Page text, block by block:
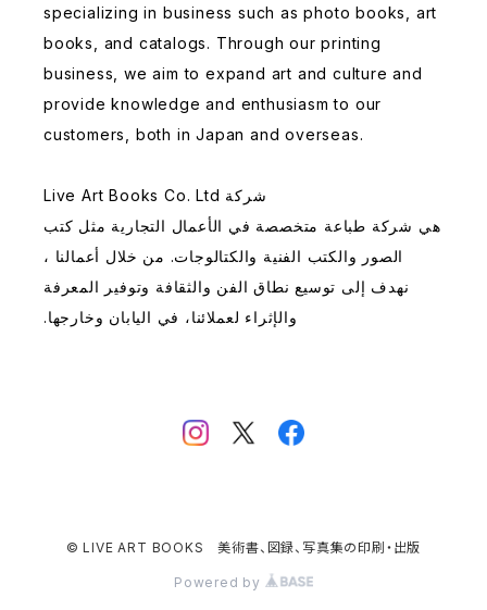
specializing in business such as photo books, art
books, and catalogs. Through our printing
business, we aim to expand art and culture and
provide knowledge and enthusiasm to our
customers, both in Japan and overseas.
Live Art Books Co. Ltd شركة
هي شركة طباعة متخصصة في الأعمال التجارية مثل كتب
الصور والكتب الفنية والكتالوجات. من خلال أعمالنا ،
نهدف إلى توسيع نطاق الفن والثقافة وتوفير المعرفة
.والإثراء لعملائنا، في اليابان وخارجها
© LIVE ART BOOKS 美術書、図録、写真集の印刷・出版
Powered by